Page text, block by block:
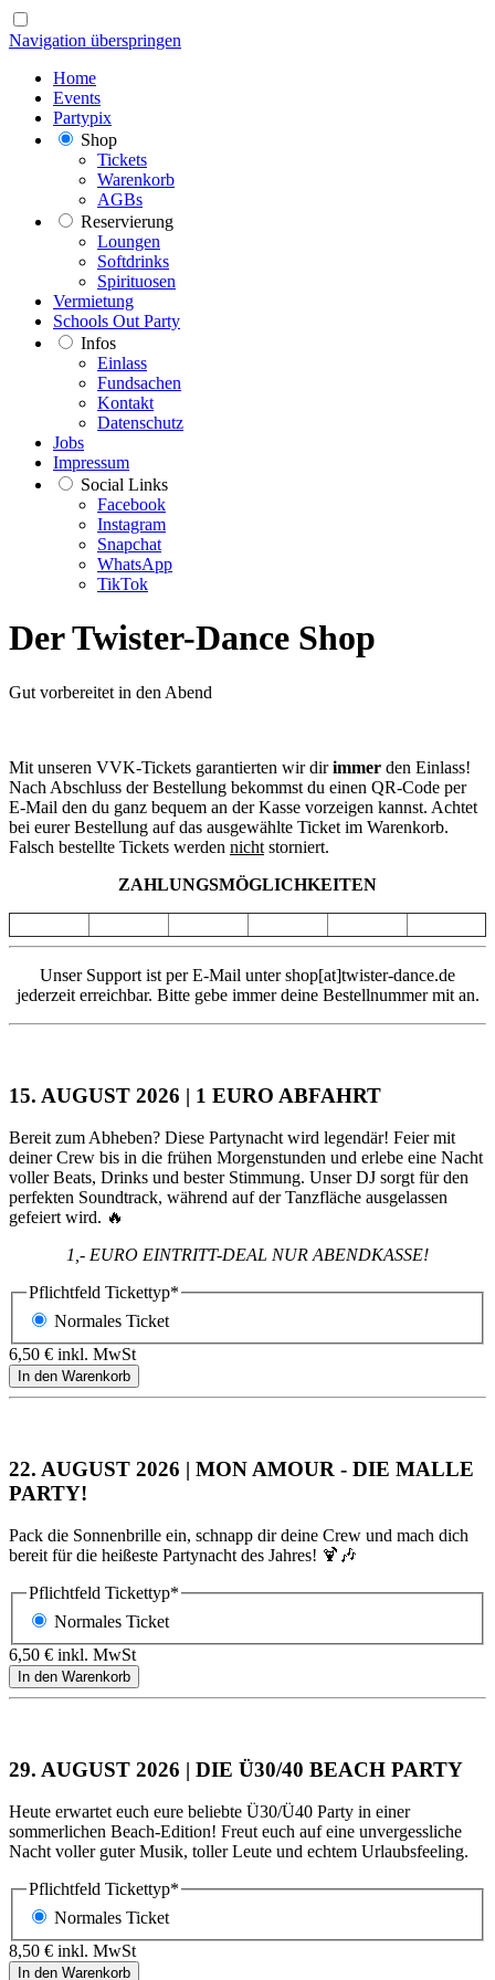
Navigation überspringen
Home
Events
Partypix
Shop
Tickets
Warenkorb
AGBs
Reservierung
Loungen
Softdrinks
Spirituosen
Vermietung
Schools Out Party
Infos
Einlass
Fundsachen
Kontakt
Datenschutz
Jobs
Impressum
Social Links
Facebook
Instagram
Snapchat
WhatsApp
TikTok
Der Twister-Dance Shop
Gut vorbereitet in den Abend
Mit unseren VVK-Tickets garantierten wir dirimmer den Einlass!
Nach Abschluss der Bestellung bekommst du einen QR-Code per
E-Mail den du ganz bequem an der Kasse vorzeigen kannst. Achtet
bei eurer Bestellung auf das ausgewählte Ticket im Warenkorb.
Falsch bestellte Tickets werden nicht storniert.
ZAHLUNGSMÖGLICHKEITEN
Unser Support ist per E-Mail unter shop[at]twister-dance.de
jederzeit erreichbar. Bitte gebe immer deine Bestellnummer mit an.
15. AUGUST 2026 | 1 EURO ABFAHRT
Bereit zum Abheben? Diese Partynacht wird legendär! Feier mit
deiner Crew bis in die frühen Morgenstunden und erlebe eine Nacht
voller Beats, Drinks und bester Stimmung. Unser DJ sorgt für den
perfekten Soundtrack, während auf der Tanzfläche ausgelassen
gefeiert wird. 🔥
1,- EURO EINTRITT-DEAL NUR ABENDKASSE!
Pflichtfeld Tickettyp*
Normales Ticket
6,50 € inkl. MwSt
22. AUGUST 2026 | MON AMOUR - DIE MALLE
PARTY!
Pack die Sonnenbrille ein, schnapp dir deine Crew und mach dich
bereit für die heißeste Partynacht des Jahres! 🍹🎶
Pflichtfeld Tickettyp*
Normales Ticket
6,50 € inkl. MwSt
29. AUGUST 2026 | DIE Ü30/40 BEACH PARTY
Heute erwartet euch eure beliebte Ü30/Ü40 Party in einer
sommerlichen Beach-Edition! Freut euch auf eine unvergessliche
Nacht voller guter Musik, toller Leute und echtem Urlaubsfeeling.
Pflichtfeld Tickettyp*
Normales Ticket
8,50 € inkl. MwSt